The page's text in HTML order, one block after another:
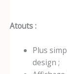
Atouts :
Plus
design ;